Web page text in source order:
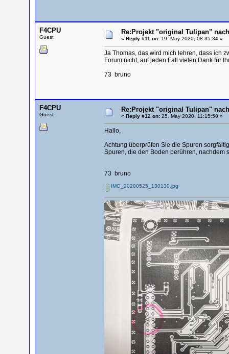
F4CPU
Guest
Re:Projekt "original Tulipan"
« Reply #11 on:19. May 2020, 08:35:34 »
Ja Thomas, das wird mich lehren, dass ich
Forum nicht, auf jeden Fall vielen Dank für
73 bruno
F4CPU
Guest
Re:Projekt "original Tulipan"
« Reply #12 on:25. May 2020, 11:15:50 »
Hallo,
Achtung überprüfen Sie die Spuren
Spuren, die den Boden berühren, nachdem
73 bruno
IMG_20200525_130130.jpg